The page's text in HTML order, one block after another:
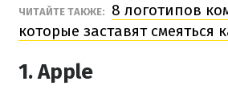
ЧИТАЙТЕ ТАКЖЕ:
8 логотипов
которые заставят смеяться
1. Apple